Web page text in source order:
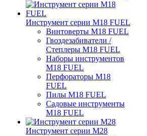
Инструмент серии M18 FUEL
Винтоверты M18 FUEL
Гвоздезабиватели /
Степлеры M18 FUEL
Наборы инструментов
M18 FUEL
Перфораторы M18
FUEL
Пилы M18 FUEL
Садовые инструменты
M18 FUEL
Инструмент серии M28